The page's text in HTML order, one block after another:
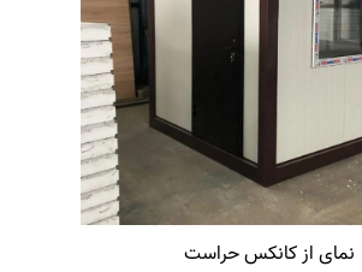
نمای از کانکس حراست